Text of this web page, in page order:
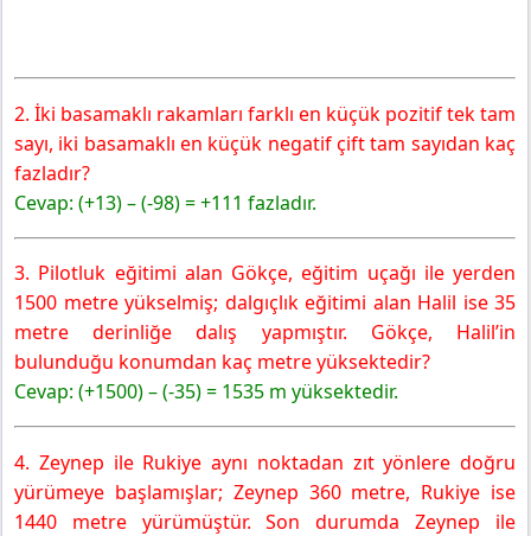
2. İki basamaklı rakamları farklı en küçük pozitif tek tam
sayı, iki basamaklı en küçük negatif çift tam sayıdan kaç
fazladır?
Cevap: (+13) – (-98) = +111 fazladır.
3. Pilotluk eğitimi alan Gökçe, eğitim uçağı ile yerden
1500 metre yükselmiş; dalgıçlık eğitimi alan Halil ise 35
metre derinliğe dalış yapmıştır. Gökçe, Halil’in
bulunduğu konumdan kaç metre yüksektedir?
Cevap: (+1500) – (-35) = 1535 m yüksektedir.
4. Zeynep ile Rukiye aynı noktadan zıt yönlere doğru
yürümeye başlamışlar; Zeynep 360 metre, Rukiye ise
1440 metre yürümüştür. Son durumda Zeynep ile